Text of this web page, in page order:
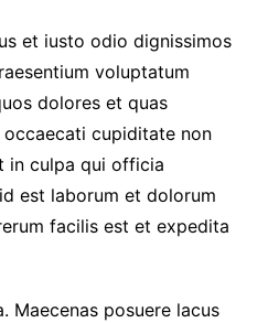
et iusto odio dignissimos
voluptatum
dolores et quas
cupiditate non
in culpa qui officia
est laborum et dolorum
facilis est et expedita
Maecenas posuere lacus